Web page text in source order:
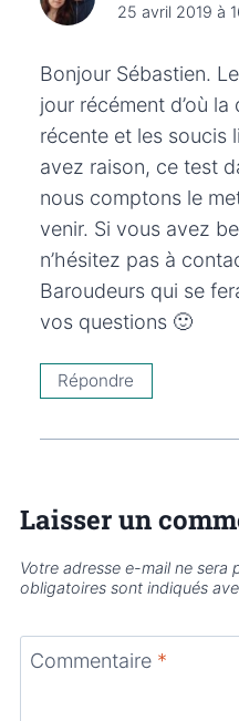
25 avril 2019 à
Bonjour Sébastien.
jour récément d’où
récente et les soucis
avez raison, ce test
nous comptons le
venir. Si vous avez
n’hésitez pas à
Baroudeurs qui se
vos questions 🙂
Répondre
Laisser un
Votre adresse e-mail ne sera
obligatoires sont indiqués
Commentaire *